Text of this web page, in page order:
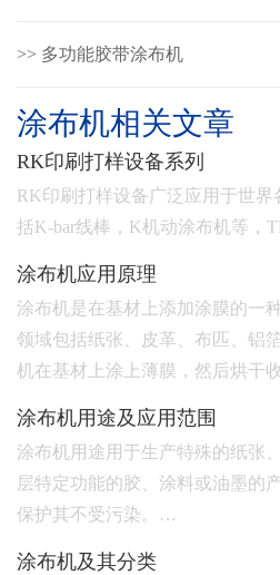
>> 多功能胶带涂布机
涂布机相关文章
RK印刷打样设备系列
RK印刷打样设备广泛应用于世
括K-bar线棒，K机动涂布机等，
涂布机应用原理
涂布机是在基材上添加涂膜的一
领域包括纸张、皮革、布匹、铝
机在基材上涂上薄膜，然后烘干
涂布机用途及应用范围
涂布机用途用于生产特殊的纸张
层特定功能的胶、涂料或油墨的
保护其不受污染。…
涂布机及其分类